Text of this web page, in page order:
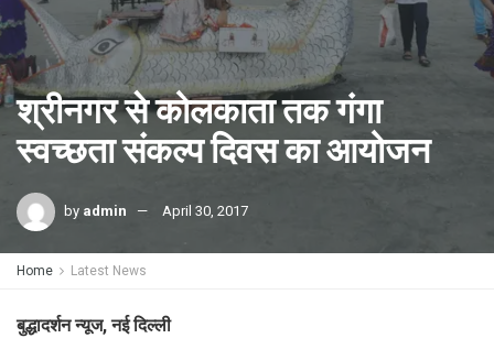
श्रीनगर से कोलकाता तक गंगा
स्वच्छता संकल्प दिवस का आयोजन
by admin April 30, 2017
Home Latest News
बुद्धादर्शन न्यूज, नई दिल्ली